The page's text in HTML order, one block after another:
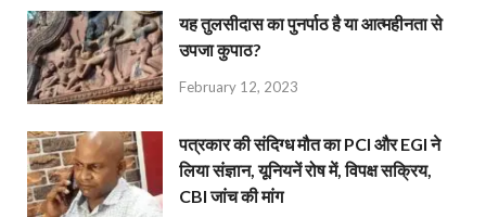
यह तुलसीदास का पुनर्पाठ है या आत्महीनता से
उपजा कुपाठ?
February 12, 2023
पत्रकार की संदिग्ध मौत का PCI और EGI ने
लिया संज्ञान, यूनियनें रोष में, विपक्ष सक्रिय,
CBI जांच की मांग